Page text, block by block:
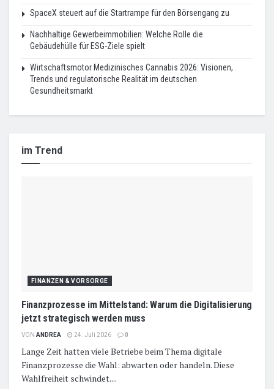
SpaceX steuert auf die Startrampe für den Börsengang zu
Nachhaltige Gewerbeimmobilien: Welche Rolle die
Gebäudehülle für ESG-Ziele spielt
Wirtschaftsmotor Medizinisches Cannabis 2026: Visionen,
Trends und regulatorische Realität im deutschen
Gesundheitsmarkt
im Trend
FINANZEN & VORSORGE
Finanzprozesse im Mittelstand: Warum die Digitalisierung
jetzt strategisch werden muss
VON ANDREA 24. Juli 2026 0
Lange Zeit hatten viele Betriebe beim Thema digitale
Finanzprozesse die Wahl: abwarten oder handeln. Diese
Wahlfreiheit schwindet....